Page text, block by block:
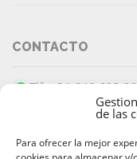
de las
Para ofrecer la mejor
CONTACTO
Tlf: +34 649 633